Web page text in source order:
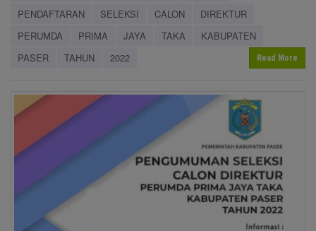
PENDAFTARAN
SELEKSI CALON
DIREKTUR
PERUMDA
PRIMA JAYA TAKA
KABUPATEN
PASER
TAHUN 2022 Read More